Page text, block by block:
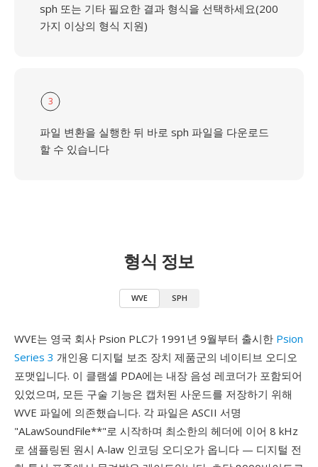
sph 또는 기타 필요한 결과 형식을 선택하세요(200
가지 이상의 형식 지원)
3
파일 변환을 실행한 뒤 바로 sph 파일을 다운로드
할 수 있습니다
형식 정보
WVE SPH
WVE는 영국 회사 Psion PLC가 1991년 9월부터 출시한 Psion
Series 3 개인용 디지털 보조 장치 제품군의 네이티브 오디오
포맷입니다. 이 클램셸 PDA에는 내장 음성 레코더가 포함되어
있었으며, 모든 구술 기능은 캡처된 사운드를 저장하기 위해
WVE 파일에 의존했습니다. 각 파일은 ASCII 서명
"ALawSoundFile**"로 시작하며 최소한의 헤더에 이어 8 kHz
로 샘플링된 원시 A-law 인코딩 오디오가 옵니다 — 디지털 전